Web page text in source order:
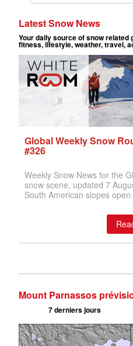
Mount Parnassos
7 derniers jours